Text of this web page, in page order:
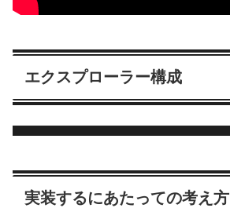
エクスプローラー構成
実装するにあたっての考え方